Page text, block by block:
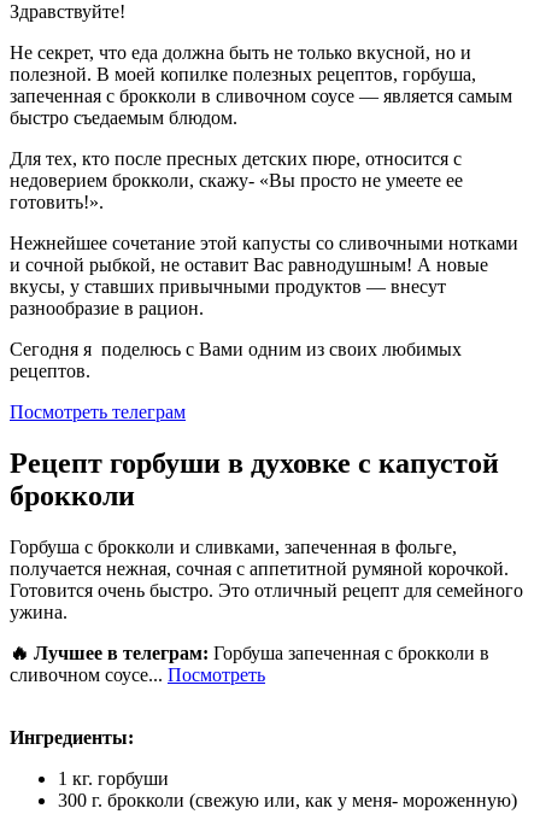
Здравствуйте!
Не секрет, что еда должна быть не только вкусной, но и
полезной. В моей копилке полезных рецептов, горбуша,
запеченная с брокколи в сливочном соусе — является самым
быстро съедаемым блюдом.
Для тех, кто после пресных детских пюре, относится с
недоверием брокколи, скажу- «Вы просто не умеете ее
готовить!».
Нежнейшее сочетание этой капусты со сливочными нотками
и сочной рыбкой, не оставит Вас равнодушным! А новые
вкусы, у ставших привычными продуктов — внесут
разнообразие в рацион.
Сегодня я поделюсь с Вами одним из своих любимых
рецептов.
Посмотреть телеграм
Рецепт горбуши в духовке с капустой
брокколи
Горбуша с брокколи и сливками, запеченная в фольге,
получается нежная, сочная с аппетитной румяной корочкой.
Готовится очень быстро. Это отличный рецепт для семейного
ужина.
🔥 Лучшее в телеграм: Горбуша запеченная с брокколи в
сливочном соусе... Посмотреть
Ингредиенты:
1 кг. горбуши
300 г. брокколи (свежую или, как у меня- мороженную)